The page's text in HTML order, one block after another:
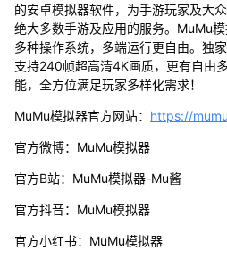
的安卓模拟器软件，为手游玩家及大
绝大多数手游及应用的服务。MuMu
多种操作系统，多端运行更自由。独
支持240帧超高清4K画质，更有自由
能，全方位满足玩家多样化需求！
MuMu模拟器官方网站： https://
官方微博：MuMu模拟器
官方B站：MuMu模拟器-Mu酱
官方抖音：MuMu模拟器
官方小红书：MuMu模拟器